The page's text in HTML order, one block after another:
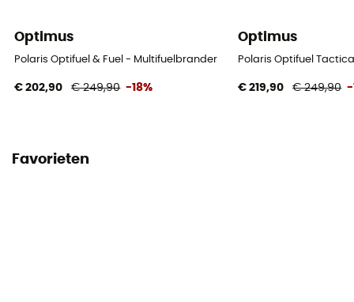
Optimus
Polaris Optifuel & Fuel - Multifuelbrander
€ 202,90 € 249,90 -18%
Optimus
Polaris Optifuel
€ 219,90 € 249,90 -
Favorieten